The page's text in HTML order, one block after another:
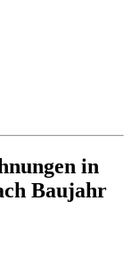
in
Baujahr